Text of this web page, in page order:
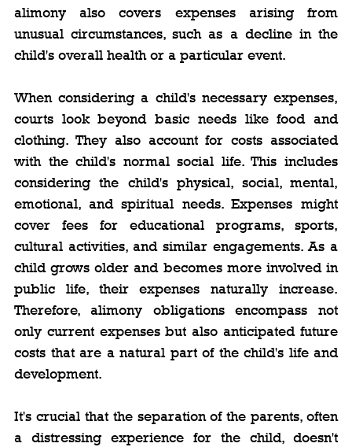
alimony also covers expenses arising from
unusual circumstances, such as a decline in the
child's overall health or a particular event.
When considering a child's necessary expenses,
courts look beyond basic needs like food and
clothing. They also account for costs associated
with the child's normal social life. This includes
considering the child's physical, social, mental,
emotional, and spiritual needs. Expenses might
cover fees for educational programs, sports,
cultural activities, and similar engagements. As a
child grows older and becomes more involved in
public life, their expenses naturally increase.
Therefore, alimony obligations encompass not
only current expenses but also anticipated future
costs that are a natural part of the child's life and
development.
It's crucial that the separation of the parents, often
a distressing experience for the child, doesn't